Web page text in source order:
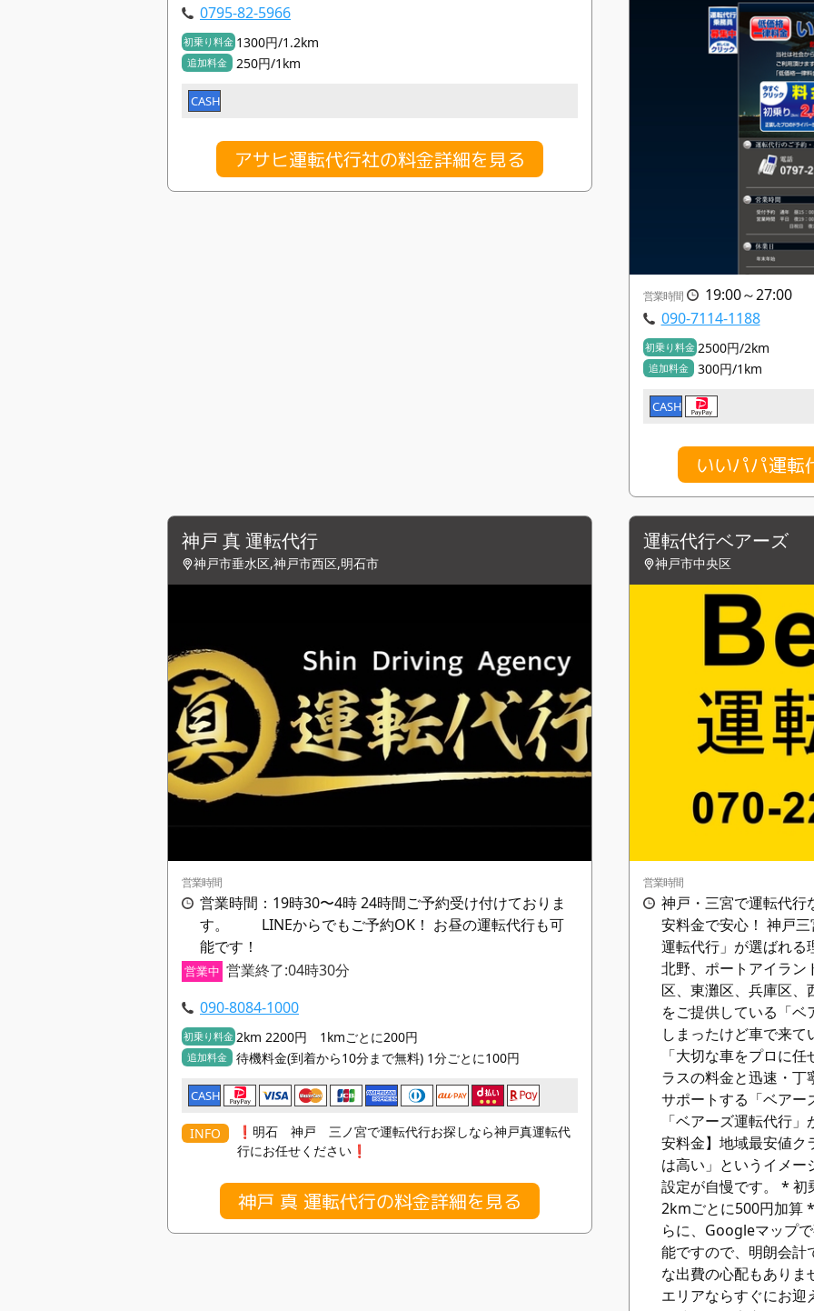
0795-82-5966
初乗り料金 1300円/1.2km
追加料金 250円/1km
CASH
アサヒ運転代行社の料金詳細を見る
営業時間
19:00～27:00
090-7114-1188
初乗り料金 2500円/2km
追加料金 300円/1km
CASH
いいパパ運転
神戸 真 運転代行
神戸市垂水区,神戸市西区,明石市
営業時間
営業時間：19時30〜4時 24時間ご予約受け付けておりま
す。 LINEからでもご予約OK！ お昼の運転代行も可
能です！
営業中 営業終了:04時30分
090-8084-1000
初乗り料金 2km 2200円 1kmごとに200円
追加料金 待機料金(到着から10分まで無料) 1分ごとに100円
CASH
INFO
❗️明石 神戸 三ノ宮で運転代行お探しなら神戸真運転代
行にお任せください❗️
神戸 真 運転代行の料金詳細を見る
運転代行ベアーズ
神戸市中央区
営業時間
神戸・三宮で運転代行
安料金で安心！ 神戸
運転代行」が選ばれる
北野、ポートアイラン
区、東灘区、兵庫区、
をご提供している「
しまったけど車で来
「大切な車をプロに
ラスの料金と迅速・丁
サポートする「ベアー
「ベアーズ運転代行
安料金】地域最安値ク
は高い」というイメー
設定が自慢です。 *
2kmごとに500円加算
らに、Googleマップ
能ですので、明朗会計
な出費の心配もあり
エリアならすぐにお迎